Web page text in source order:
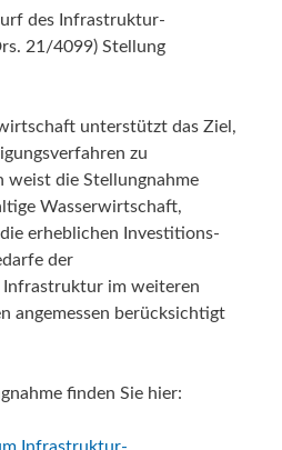
des Infrastruktur-
21/4099) Stellung
unterstützt das Ziel,
zu
weist die Stellungnahme
Wasserwirtschaft,
erheblichen Investitions-
der
im weiteren
angemessen berücksichtigt
finden Sie hier: